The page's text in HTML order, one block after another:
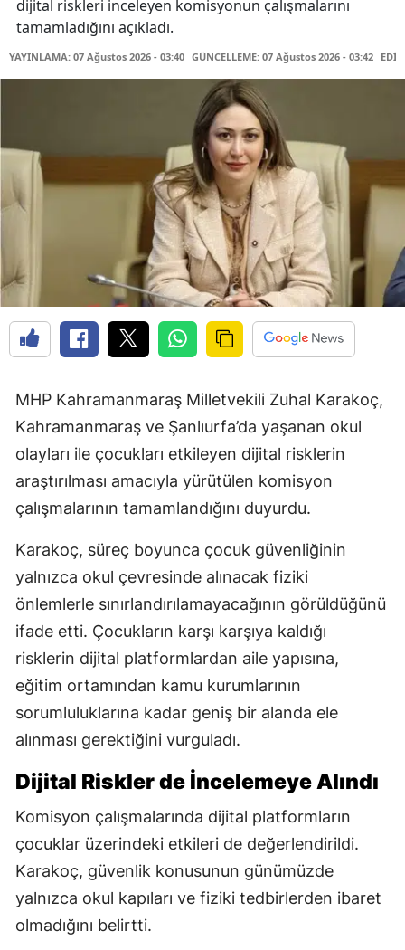
dijital riskleri inceleyen komisyonun çalışmalarını
tamamladığını açıkladı.
YAYINLAMA: 07 Ağustos 2026 - 03:40 GÜNCELLEME: 07 Ağustos 2026 - 03:42
MHP Kahramanmaraş Milletvekili Zuhal Karakoç,
Kahramanmaraş ve Şanlıurfa’da yaşanan okul
olayları ile çocukları etkileyen dijital risklerin
araştırılması amacıyla yürütülen komisyon
çalışmalarının tamamlandığını duyurdu.
Karakoç, süreç boyunca çocuk güvenliğinin
yalnızca okul çevresinde alınacak fiziki
önlemlerle sınırlandırılamayacağının görüldüğünü
ifade etti. Çocukların karşı karşıya kaldığı
risklerin dijital platformlardan aile yapısına,
eğitim ortamından kamu kurumlarının
sorumluluklarına kadar geniş bir alanda ele
alınması gerektiğini vurguladı.
Dijital Riskler de İncelemeye Alındı
Komisyon çalışmalarında dijital platformların
çocuklar üzerindeki etkileri de değerlendirildi.
Karakoç, güvenlik konusunun günümüzde
yalnızca okul kapıları ve fiziki tedbirlerden ibaret
olmadığını belirtti.